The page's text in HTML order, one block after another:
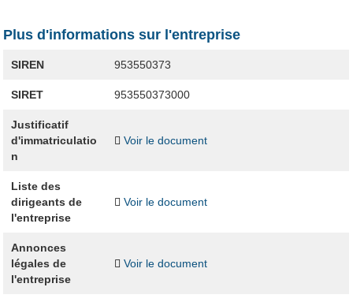
Plus d'informations sur l'entreprise
SIREN 953550373
SIRET 953550373000
Justificatif
d'immatriculatio
n
Voir le document
Liste des
dirigeants de
l'entreprise
Voir le document
Annonces
légales de
l'entreprise
Voir le document